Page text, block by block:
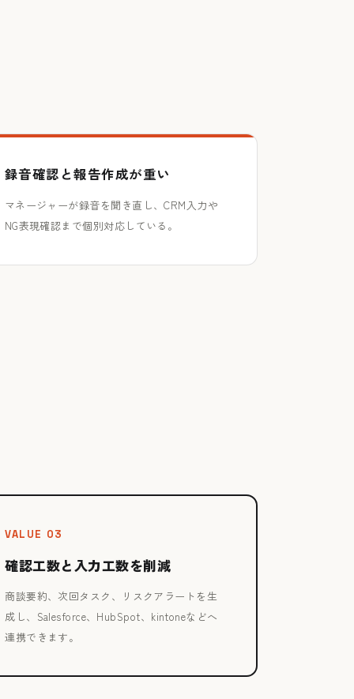
録音確認と報告作成が重い
マネージャーが録音を聞き直し、CRM入力や
NG表現確認まで個別対応している。
VALUE 03
確認工数と入力工数を削減
商談要約、次回タスク、リスクアラートを生
成し、Salesforce、HubSpot、kintoneなどへ
連携できます。